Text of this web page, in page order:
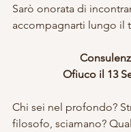
Sarò onorata di
accompagnarti lungo il
Ofiuco il 13
Chi sei nel profondo?
filosofo, sciamano?